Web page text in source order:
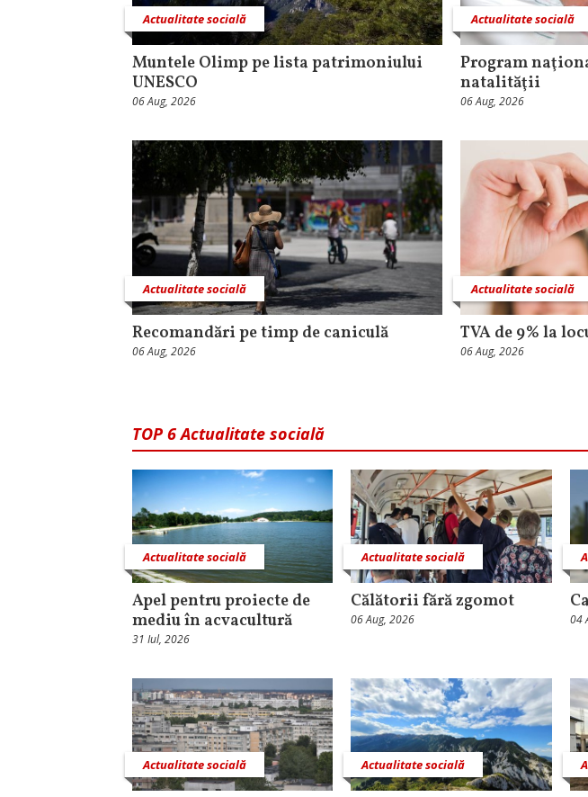
Actualitate socială
Muntele Olimp pe lista patrimoniului
UNESCO
06 Aug, 2026
Actualitate socială
Program
natalităţii
06 Aug, 2026
Actualitate socială
Recomandări pe timp de caniculă
06 Aug, 2026
Actualitate socială
TVA de 9% la
06 Aug, 2026
TOP 6 Actualitate socială
Actualitate socială
Apel pentru proiecte de
mediu în acvacultură
31 Iul, 2026
Actualitate socială
Călătorii fără zgomot
06 Aug, 2026 04
Actualitate socială Actualitate socială